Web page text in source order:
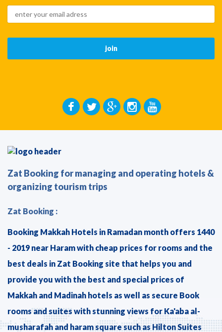
Zat Booking for managing and operating hotels &
organizing tourism trips
Zat Booking :
Booking Makkah Hotels in Ramadan month offers 1440
- 2019 near Haram with cheap prices for rooms and the
best deals in Zat Booking site that helps you and
provide you with the best and special prices of
Makkah and Madinah hotels as well as secure Book
rooms and suites with stunning views for Ka'aba al-
musharafah and haram square such as Hilton Suites